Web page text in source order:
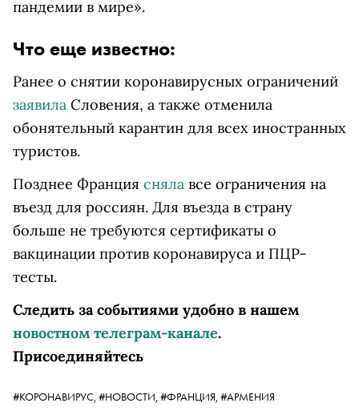
пандемии в мире».
Что еще известно:
Ранее о снятии коронавирусных ограничений
заявила Словения, а также отменила
обонятельный карантин для всех иностранных
туристов.
Позднее Франция сняла все ограничения на
въезд для россиян. Для въезда в страну
больше не требуются сертификаты о
вакцинации против коронавируса и ПЦР-
тесты.
Следить за событиями удобно в нашем
новостном телеграм-канале.
Присоединяйтесь
#КОРОНАВИРУС, #НОВОСТИ, #ФРАНЦИЯ, #АРМЕНИЯ